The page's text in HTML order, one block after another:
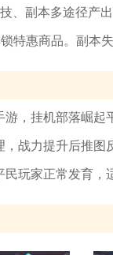
、副本多途径产
特惠商品。副本
游，挂机部落崛起
，战力提升后推
玩家正常发育，